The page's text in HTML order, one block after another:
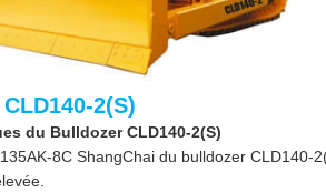
2(S)
du Bulldozer CLD140-2(S)
8C ShangChai du bulldozer CLD140-